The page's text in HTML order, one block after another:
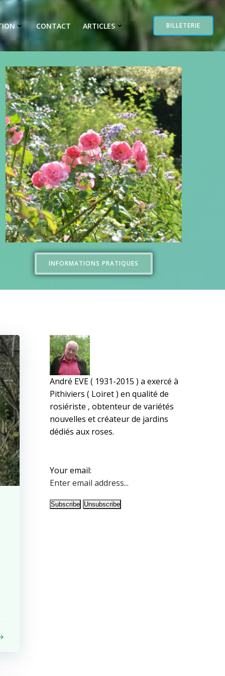
CONTACT ARTICLES BILLETERIE
INFORMATIONS PRATIQUES
André EVE ( 1931-2015 ) a exercé à
Pithiviers ( Loiret ) en qualité de
rosiériste , obtenteur de variétés
nouvelles et créateur de jardins
dédiés aux roses.
Your email: